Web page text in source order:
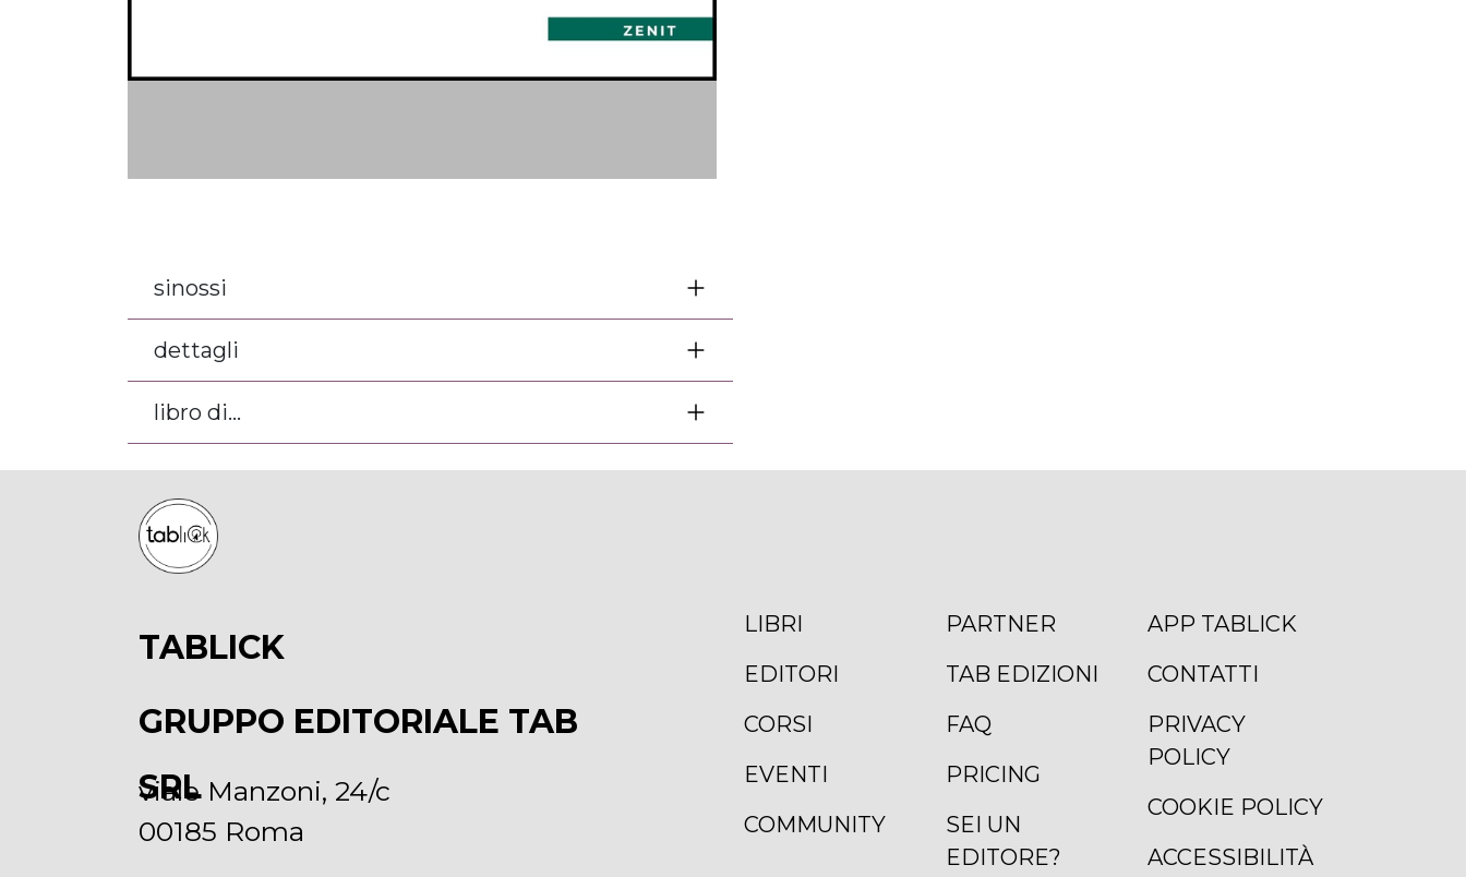
sinossi
dettagli
libro di...
viale Manzoni, 24/c
00185 Roma
APP TABLICK
CONTATTI
PRIVACY
POLICY
COOKIE POLICY
ACCESSIBILITÀ
PARTNER
TAB EDIZIONI
FAQ
PRICING
SEI UN
EDITORE?
LIBRI
EDITORI
CORSI
EVENTI
COMMUNITY
TABLICK
GRUPPO EDITORIALE TAB
SRL